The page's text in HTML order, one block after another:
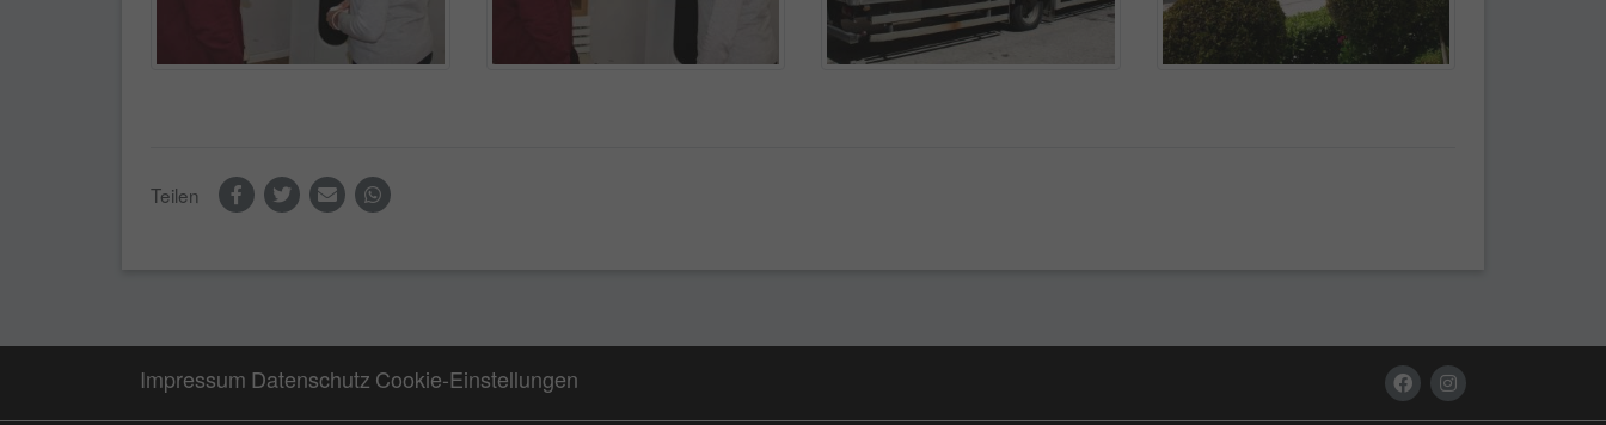
Teilen
Impressum Datenschutz Cookie-Einstellungen